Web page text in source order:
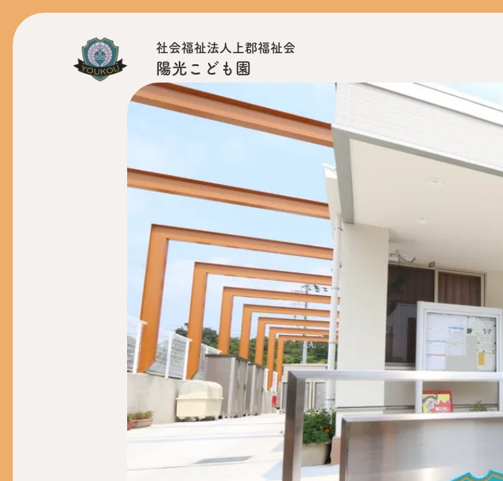
社会福祉法人上郡福祉会
陽光こども園